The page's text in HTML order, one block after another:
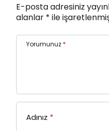
E-posta adresiniz
alanlar * ile
Yorumunuz *
Adınız *